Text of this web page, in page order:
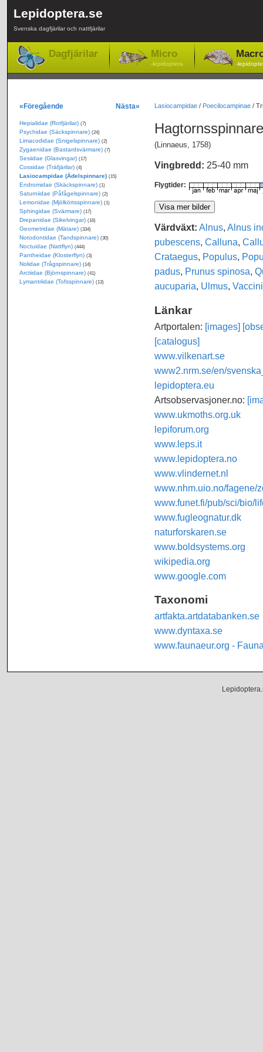
Lepidoptera.se
Svenska dagfjärilar och nattfjärilar
Dagfjärilar Micro
-lepidoptera -
Lasiocampidae/ Poecilocampinae/
(Linnaeus, 1758)
Vingbredd: 25-40 mm
Flygtider:
Värdväxt: Alnus, Alnus
pubescens, Calluna,
Crataegus, Populus,
padus, Prunus spinosa,
aucuparia, Ulmus,
Länkar
Artportalen: [images]
[catalogus]
www.vilkenart.se
www2.nrm.se/en/
lepidoptera.eu
Artsobservasjoner.no:
www.ukmoths.org.uk
lepiforum.org
www.leps.it
www.lepidoptera.no
www.vlindernet.nl
www.nhm.uio.no/fagene/
www.funet.fi/pub/sci/bio/
www.fugleognatur.dk
naturforskaren.se
www.boldsystems.org
wikipedia.org
www.google.com
Taxonomi
artfakta.artdatabanken.se
www.dyntaxa.se
www.faunaeur.org -
«Föregående Nästa»
Hepialidae (Rotfjärilar) (7)
Psychidae (Säckspinnare) (24)
Limacodidae (Snigelspinnare) (2)
Zygaenidae (Bastardsvärmare) (7)
Sesiidae (Glasvingar) (17)
Cossidae (Träfjärilar) (4)
Lasiocampidae (Ädelspinnare) (15)
Endromidae (Skäckspinnare) (1)
Saturniidae (Påfågelspinnare) (2)
Lemonidae (Mjölkörtsspinnare) (1)
Sphingidae (Svärmare) (17)
Drepanidae (Sikelvingar) (16)
Geometridae (Mätare) (334)
Notodontidae (Tandspinnare) (30)
Noctuidae (Nattflyn) (444)
Pantheidae (Klosterflyn) (3)
Nolidae (Trågspinnare) (14)
Arctiidae (Björnspinnare) (41)
Lymantriidae (Tofsspinnare) (13)